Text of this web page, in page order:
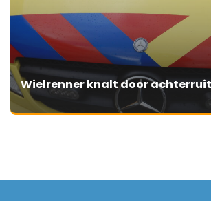
Wielrenner knalt door